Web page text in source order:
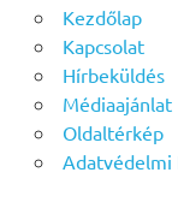
Kezdőlap
Kapcsolat
Hírbeküldés
Médiaajánlat
Oldaltérkép
Adatvédelmi